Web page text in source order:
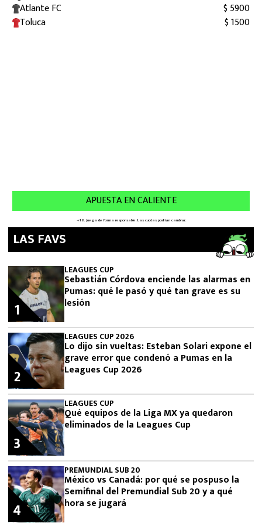
LAS FAVS
LEAGUES CUP
Sebastián Córdova enciende las alarmas en
Pumas: qué le pasó y qué tan grave es su
lesión
1
LEAGUES CUP 2026
Lo dijo sin vueltas: Esteban Solari expone el
grave error que condenó a Pumas en la
Leagues Cup 2026
2
LEAGUES CUP
Qué equipos de la Liga MX ya quedaron
eliminados de la Leagues Cup
3
PREMUNDIAL SUB 20
México vs Canadá: por qué se pospuso la
Semifinal del Premundial Sub 20 y a qué
hora se jugará
4